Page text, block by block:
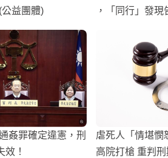
益團體)
，「同行」發現
姦罪確定違憲，刑
效！
虐死人「情堪憫
高院打槍 重判刑